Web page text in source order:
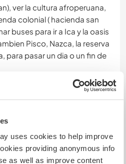
uses cookies to help improve
providing anonymous info
as well as improve content
ver la cultura afroperuana,
colonial ( hacienda san
buses para ir a Ica y la oasis
Pisco, Nazca, la reserva
para pasar un dia o un fin de
Internet Zugang